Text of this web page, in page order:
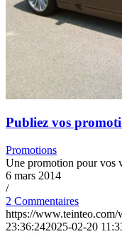
Publiez vos
Promotions
Une promotion pour vos
6 mars 2014
/
2 Commentaires
https://www.teinteo.com/
23:36:242025-02-20